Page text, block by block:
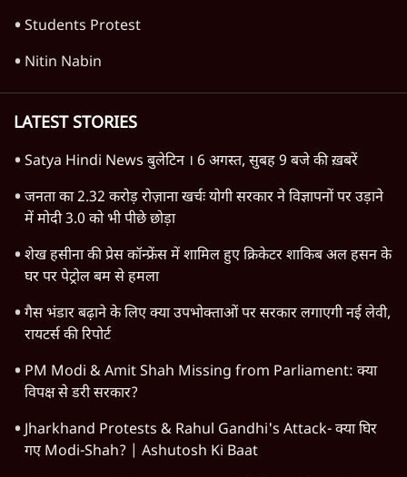
Students Protest
Nitin Nabin
LATEST STORIES
Satya Hindi News बुलेटिन । 6 अगस्त, सुबह 9 बजे की ख़बरें
जनता का 2.32 करोड़ रोज़ाना खर्चः योगी सरकार ने विज्ञापनों पर उड़ाने
में मोदी 3.0 को भी पीछे छोड़ा
शेख हसीना की प्रेस कॉन्फ्रेंस में शामिल हुए क्रिकेटर शाकिब अल हसन के
घर पर पेट्रोल बम से हमला
गैस भंडार बढ़ाने के लिए क्या उपभोक्ताओं पर सरकार लगाएगी नई लेवी,
रायटर्स की रिपोर्ट
PM Modi & Amit Shah Missing from Parliament: क्या
विपक्ष से डरी सरकार?
Jharkhand Protests & Rahul Gandhi's Attack- क्या घिर
गए Modi-Shah? | Ashutosh Ki Baat